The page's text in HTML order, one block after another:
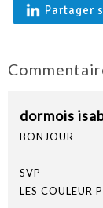
Partager
dormois
BONJOUR
SVP
LES COULEUR